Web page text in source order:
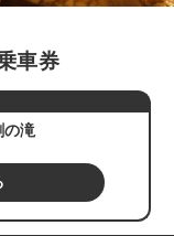
車券
の滝